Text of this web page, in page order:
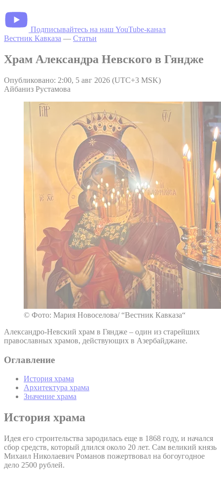
Подписывайтесь на наш YouTube-канал
Вестник Кавказа — Статьи
Храм Александра Невского в Гяндже
Опубликовано: 2:00, 5 авг 2026 (UTC+3 MSK)
Айбаниз Рустамова
© Фото: Мария Новоселова/ “Вестник Кавказа“
Александро-Невский храм в Гяндже – один из старейших
православных храмов, действующих в Азербайджане.
Оглавление
История храма
Архитектура храма
Значение храма
История храма
Идея его строительства зародилась еще в 1868 году, и начался
сбор средств, который длился около 20 лет. Сам великий князь
Михаил Николаевич Романов пожертвовал на богоугодное
дело 2500 рублей.